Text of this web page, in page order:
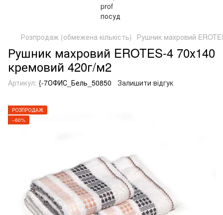
Розпродаж (обмежена кількість) Рушник махровий
Рушник махровий EROTES-4 70х140
кремовий 420г/м2
Артикул: {-7ОФИС_Бель_50850 Залишити відгук
РОЗПРОДАЖ
−60%